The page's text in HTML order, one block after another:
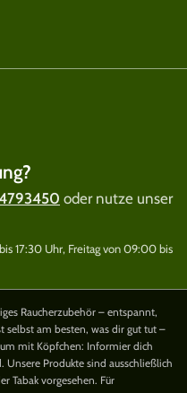
oder nutze unser
17:30 Uhr, Freitag von 09:00 bis
Raucherzubehör – entspannt,
selbst am besten, was dir gut tut –
mit Köpfchen: Informier dich
Produkte sind ausschließlich
Tabak vorgesehen. Für